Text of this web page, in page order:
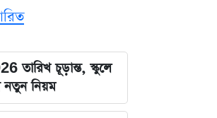
চূড়ান্ত, স্কুলে
নতুন নিয়ম